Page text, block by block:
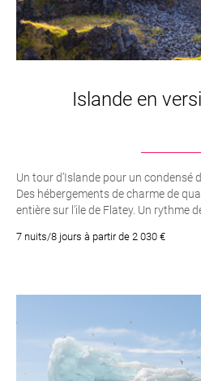
Islande en
Un tour d’Islande pour un condensé
Des hébergements de charme de
entière sur l’ile de Flatey. Un rythme
7 nuits/8 jours à partir de 2 030 €